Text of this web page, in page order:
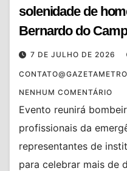
solenidade de
Bernardo do
7 DE JULHO DE 2026
NENHUM COMENTÁRIO
Evento reunirá
profissionais da
representantes de
para celebrar mais de